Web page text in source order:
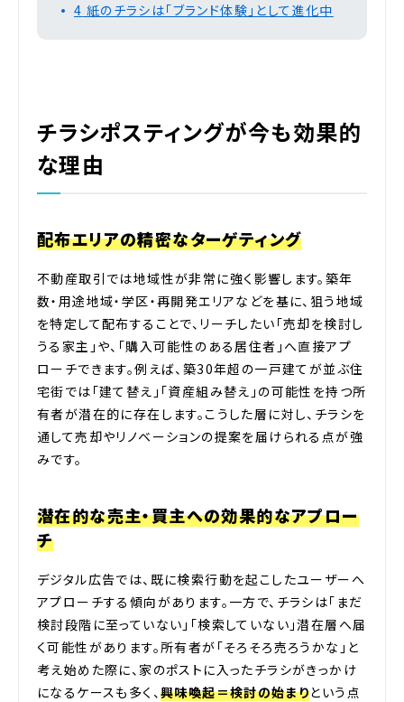
4 紙のチラシは「ブランド体験」として進化中
チラシポスティングが今も効果的
な理由
配布エリアの精密なターゲティング
不動産取引では地域性が非常に強く影響します。築年
数・用途地域・学区・再開発エリアなどを基に、狙う地域
を特定して配布することで、リーチしたい「売却を検討し
うる家主」や、「購入可能性のある居住者」へ直接アプ
ローチできます。例えば、築30年超の一戸建てが並ぶ住
宅街では「建て替え」「資産組み替え」の可能性を持つ所
有者が潜在的に存在します。こうした層に対し、チラシを
通して売却やリノベーションの提案を届けられる点が強
みです。
潜在的な売主・買主への効果的なアプロー
チ
デジタル広告では、既に検索行動を起こしたユーザーへ
アプローチする傾向があります。一方で、チラシは「まだ
検討段階に至っていない」「検索していない」潜在層へ届
く可能性があります。所有者が「そろそろ売ろうかな」と
考え始めた際に、家のポストに入ったチラシがきっかけ
になるケースも多く、興味喚起＝検討の始まりという点